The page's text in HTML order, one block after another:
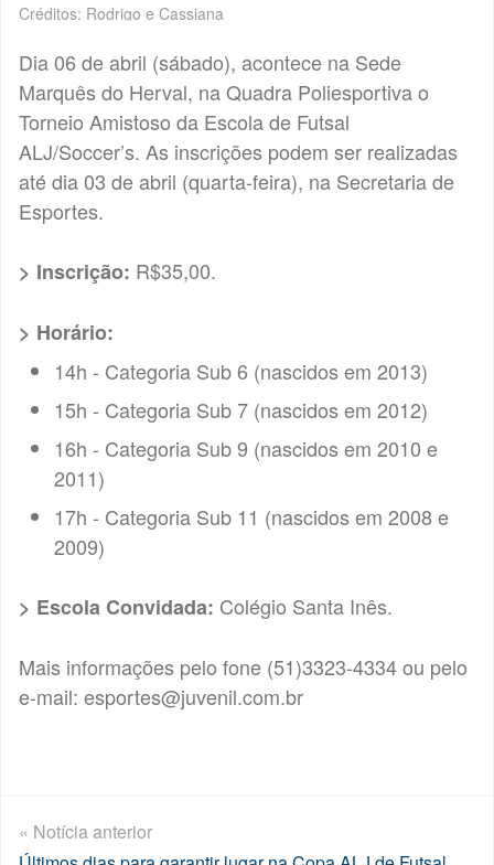
Créditos: Rodrigo e Cassiana
Dia 06 de abril (sábado), acontece na Sede
Marquês do Herval, na Quadra Poliesportiva o
Torneio Amistoso da Escola de Futsal
ALJ/Soccer’s. As inscrições podem ser realizadas
até dia 03 de abril (quarta-feira), na Secretaria de
Esportes.
> Inscrição: R$35,00.
> Horário:
14h - Categoria Sub 6 (nascidos em 2013)
15h - Categoria Sub 7 (nascidos em 2012)
16h - Categoria Sub 9 (nascidos em 2010 e
2011)
17h - Categoria Sub 11 (nascidos em 2008 e
2009)
> Escola Convidada: Colégio Santa Inês.
Mais informações pelo fone (51)3323-4334 ou pelo
e-mail: esportes@juvenil.com.br
« Notícia anterior